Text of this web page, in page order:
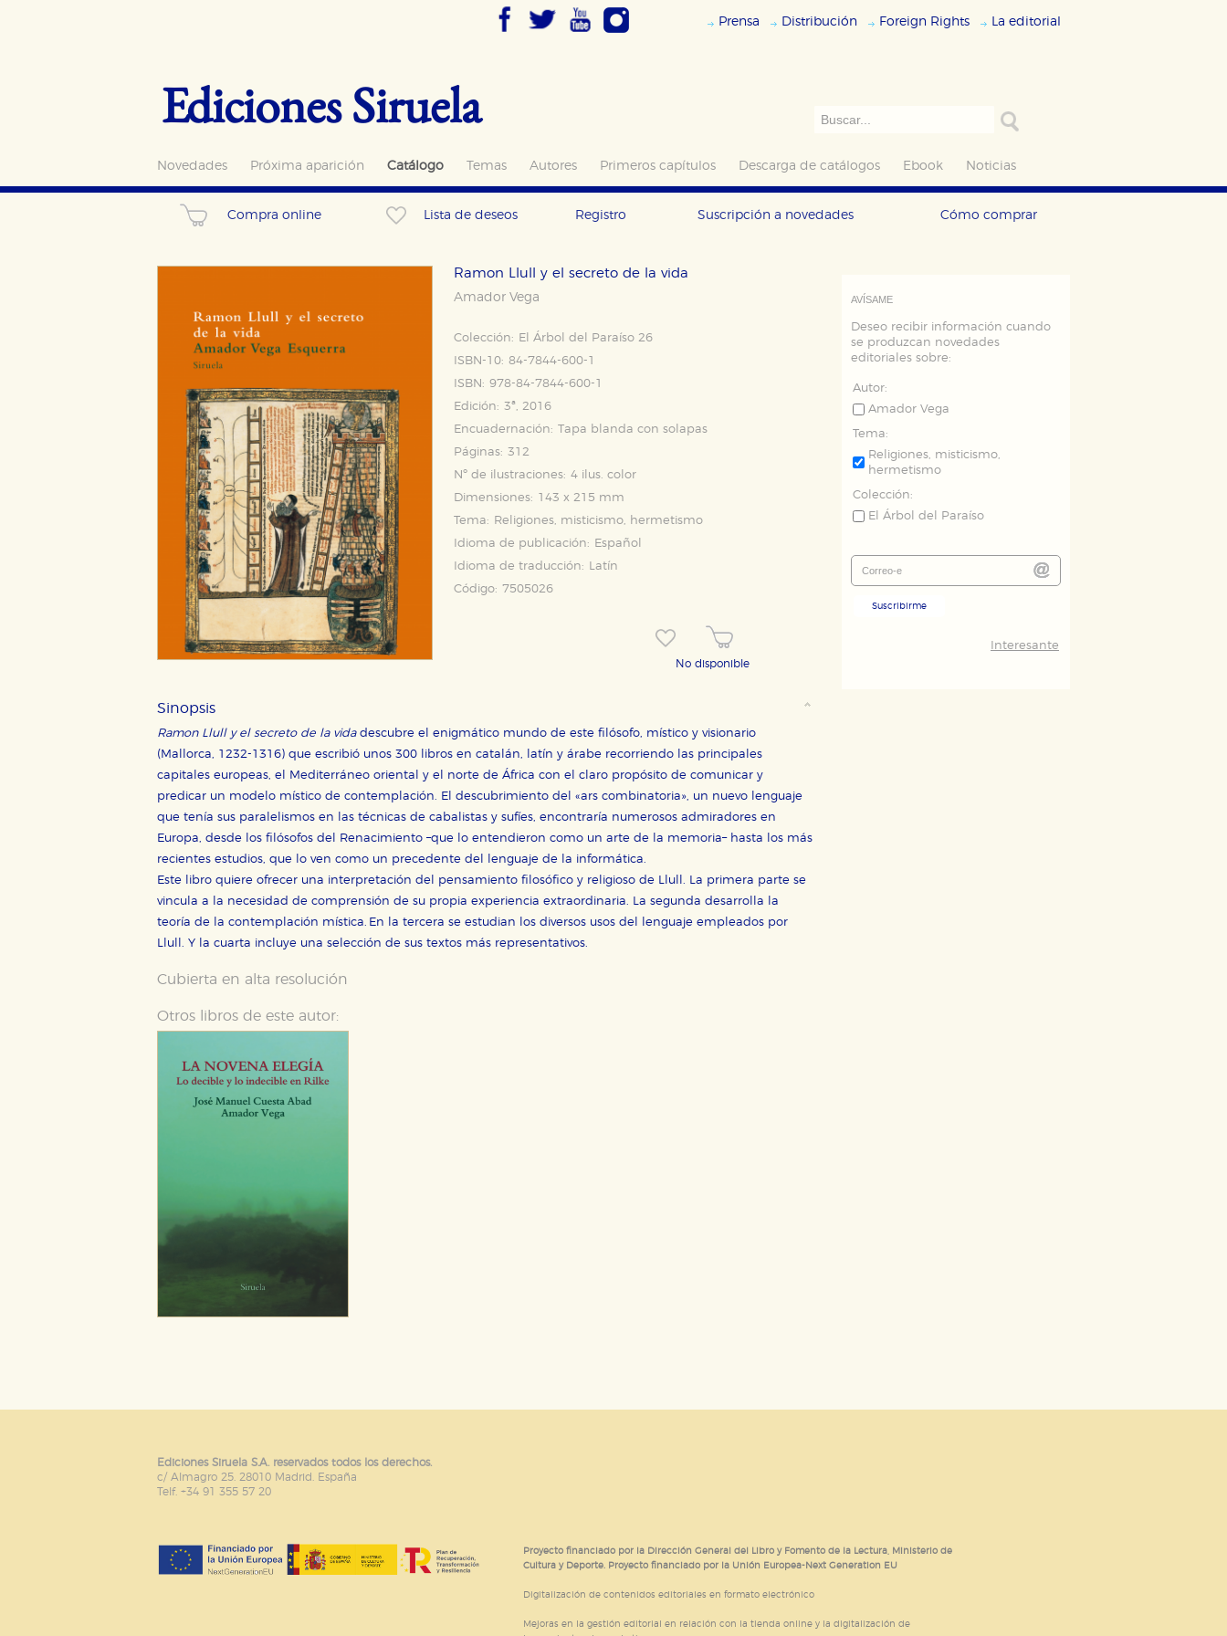
Prensa Distribución Foreign Rights La editorial
Ediciones Siruela
Novedades Próxima aparición Catálogo Temas Autores Primeros capítulos Descarga de catálogos Ebook Noticias
Compra online Lista de deseos Registro Suscripción a novedades Cómo comprar
Ramon Llull y el secreto de la vida
Amador Vega
Colección:
El Árbol del Paraíso 26
ISBN-10: 84-7844-600-1
ISBN: 978-84-7844-600-1
Edición: 3ª, 2016
Encuadernación: Tapa blanda con solapas
Páginas: 312
Nº de ilustraciones: 4 ilus. color
Dimensiones: 143 x 215 mm
Tema:
Religiones, misticismo, hermetismo
Idioma de publicación:
Español
Idioma de traducción:
Latín
Código: 7505026
No disponible
Sinopsis
Ramon Llull y el secreto de la vidadescubre el enigmático mundo de este filósofo, místico y visionario
(Mallorca, 1232-1316) que escribió unos 300 libros en catalán, latín y árabe recorriendo las principales
capitales europeas, el Mediterráneo oriental y el norte de África con el claro propósito de comunicar y
predicar un modelo místico de contemplación. El descubrimiento del «ars combinatoria», un nuevo lenguaje
que tenía sus paralelismos en las técnicas de cabalistas y sufíes, encontraría numerosos admiradores en
Europa, desde los filósofos del Renacimiento –que lo entendieron como un arte de la memoria– hasta los más
recientes estudios, que lo ven como un precedente del lenguaje de la informática.
Este libro quiere ofrecer una interpretación del pensamiento filosófico y religioso de Llull. La primera parte se
vincula a la necesidad de comprensión de su propia experiencia extraordinaria. La segunda desarrolla la
teoría de la contemplación mística. En la tercera se estudian los diversos usos del lenguaje empleados por
Llull. Y la cuarta incluye una selección de sus textos más representativos.
Cubierta en alta resolución
Otros libros de este autor:
AVÍSAME
Deseo recibir información cuando
se produzcan novedades
editoriales sobre:
Autor:
Amador Vega
Tema:
Religiones, misticismo,
hermetismo
Colección:
El Árbol del Paraíso
Suscribirme
Interesante
Ediciones Siruela S.A. reservados todos los derechos.
c/ Almagro 25. 28010 Madrid. España
Telf. +34 91 355 57 20
Proyecto financiado por la Dirección General del Libro y Fomento de la Lectura, Ministerio de
Cultura y Deporte. Proyecto financiado por la Unión Europea-Next Generation EU
Digitalización de contenidos editoriales en formato electrónico
Mejoras en la gestión editorial en relación con la tienda online y la digitalización de
CONFIGURACIÓN DE COOKIES HABILITAR TODO
Cookies necesarias
Estas cookies son necesarias para que nuestro sitio web funcione y no es posible deshabilitarlas desde nuestro sistema. Es posible
hacerlo desde el navegador, pero en ese caso es posible que algunas áreas de nuestra web dejen de funcionar correctamente.
Cookies de rendimiento y analíticas
Estas cookies se utilizan para mejorar su experiencia de navegación y optimizar el funcionamiento de nuestro sitio web. Almacenan
configuraciones de servicios para que no tenga que reconfigurarlos cada vez que nos visita. La información es agregada y, por lo
tanto, es anónima.
otros sitios. No almacenan directamente información personal sino que se basan en la identificación única de su navegador y
dispositivo de internet.
GUARDAR CONFIGURACIÓN